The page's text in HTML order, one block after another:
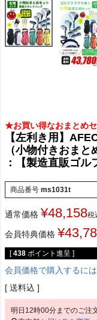
★お買い得なおまとめセ
【左利き用】
（小物付きおまと
：【製造直販ゴ
商品番号 ms1031t
通常価格 ¥48,158税
会員特典価格 ¥
[ 438 ポイント進呈 ]
会員価格で購入するに
送料込
明日 12時00分 までのご注